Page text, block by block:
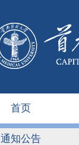
首页
通知公告